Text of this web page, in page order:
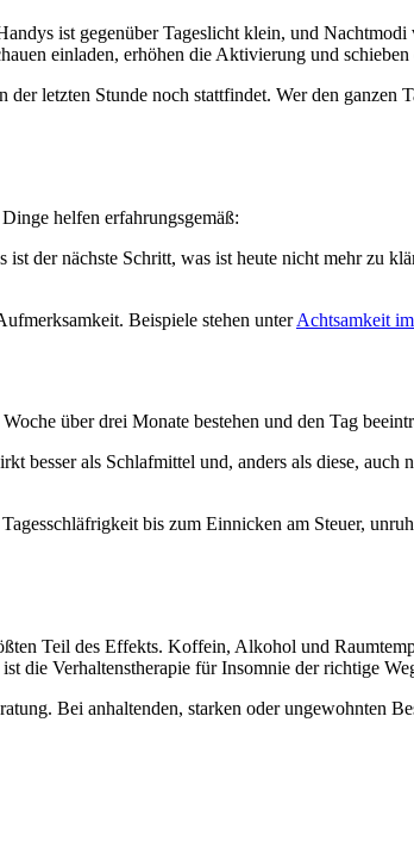
ist gegenüber Tageslicht klein, und Nachtmodi
einladen, erhöhen die Aktivierung und
letzten Stunde noch stattfindet. Wer den ganzen
helfen erfahrungsgemäß:
der nächste Schritt, was ist heute nicht mehr zu
Beispiele stehen unterAchtsamkeit
über drei Monate bestehen und den Tag
besser als Schlafmittel und, anders als diese, auch
bis zum Einnicken am Steuer,
Teil des Effekts. Koffein, Alkohol und
die Verhaltenstherapie für Insomnie der richtige
Bei anhaltenden, starken oder ungewohnten